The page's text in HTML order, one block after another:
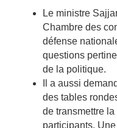
Le ministre
Chambre des
défense
questions
de la politique.
Il a aussi
des tables
de transmettre
participants.